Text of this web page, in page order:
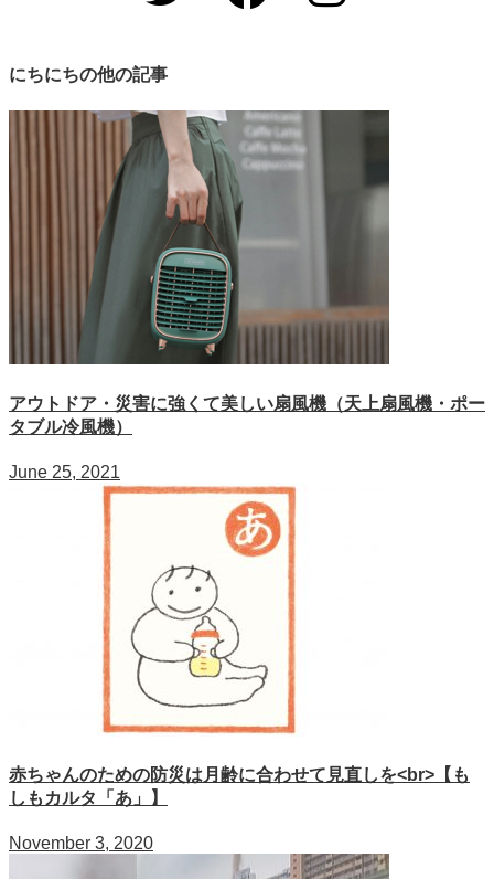
にちにちの他の記事
アウトドア・災害に強くて美しい扇風機（天上扇風機・ポー
タブル冷風機）
June 25, 2021
赤ちゃんのための防災は月齢に合わせて見直しを<br>【も
しもカルタ「あ」】
November 3, 2020